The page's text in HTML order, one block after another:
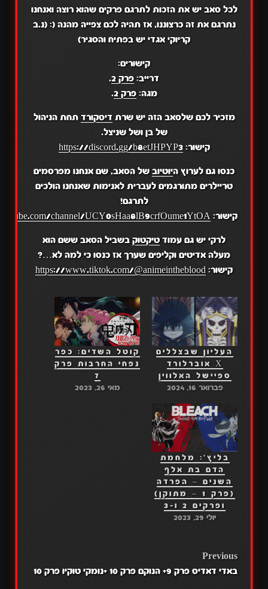
לכל סאב יש את הזכות לתרגם פרקים שהוא רוצה ואנחנו
נתרגם את זה כרצוננו, אז תהיה לכם צפייה מהנה (: (נ.ב
קריוקי אגדי יש בפתיח והסגיר)
קישורים:
דרייב: פרק 2
.
מגה:פרק 2 .
מזכיר לכם שלסאב הזה יש שרת דיסקורד תחת הניהול
של בן ושל שניצל.
קישור:https://discord.gg/b8etJHPYP3
כנסו גם לערוץ היוטיובשל הסאב, שם אנחנו מפרסמים
טריילרים מתורגמים לעברית לאנימות שאנחנו הולכים
לתרגם!
קישור: channel/UCY0sHaa8lB9crfOume1YtOA
לרקי יש גם עמודטיקטוק בשביל הסאב ששם הוא
מעלה אדיטים וקליפים שערך אז כנסו כי למה לא…?
קישור: https://www.tiktok.com/@animeintheblood
העליון שבצללים
X אוברלורד
ספיישל האלווין
פברואר 16, 2024
קוטל השדים: כפר
נפחי החרבות פרק
7
מאי 26, 2023
בליץ': מלחמת
הדם בת אלף
השנים – הפרדה
(פרק 1 – מתוקן)
ופרקים 2 ו-3
יולי 29, 2023
POST
Previous
באדי דאדיס פרק 9+ הנוקם פרק 10 +נומקי טוקיו פרק 10